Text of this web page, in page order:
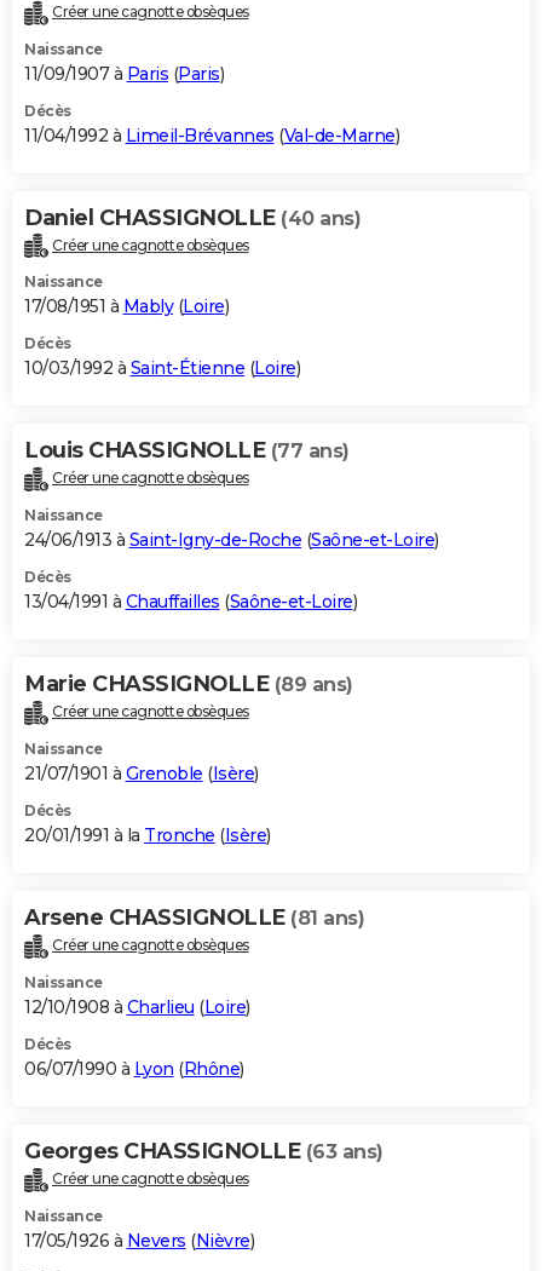
Créer une cagnotte obsèques
Naissance
11/09/1907 à Paris (Paris)
Décès
11/04/1992 à Limeil-Brévannes (Val-de-Marne)
Daniel CHASSIGNOLLE (40 ans)
Créer une cagnotte obsèques
Naissance
17/08/1951 à Mably(Loire)
Décès
10/03/1992 à Saint-Étienne (Loire)
Louis CHASSIGNOLLE (77 ans)
Créer une cagnotte obsèques
Naissance
24/06/1913 à Saint-Igny-de-Roche (Saône-et-Loire)
Décès
13/04/1991 à Chauffailles (Saône-et-Loire)
Marie CHASSIGNOLLE (89 ans)
Créer une cagnotte obsèques
Naissance
21/07/1901 à Grenoble (Isère)
Décès
20/01/1991 à la Tronche (Isère)
Arsene CHASSIGNOLLE (81 ans)
Créer une cagnotte obsèques
Naissance
12/10/1908 à Charlieu (Loire)
Décès
06/07/1990 à Lyon (Rhône)
Georges CHASSIGNOLLE (63 ans)
Créer une cagnotte obsèques
Naissance
17/05/1926 à Nevers (Nièvre)